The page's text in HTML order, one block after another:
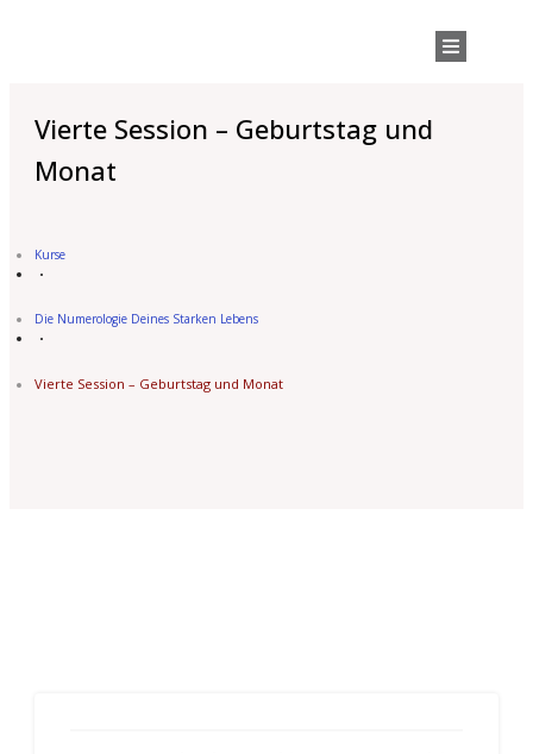
Vierte Session – Geburtstag und
Monat
Kurse
Die Numerologie Deines Starken Lebens
Vierte Session – Geburtstag und Monat